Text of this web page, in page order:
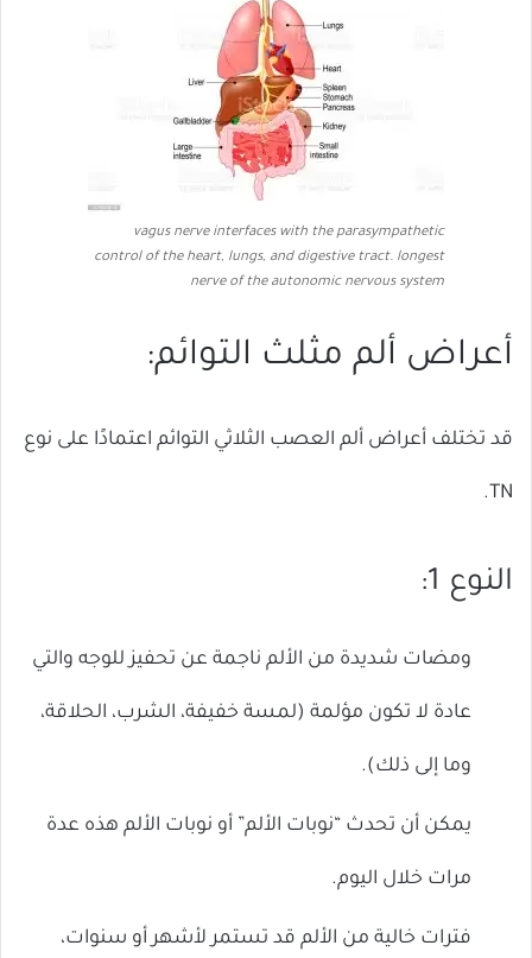
vagus nerve interfaces with the parasympathetic
control of the heart, lungs, and digestive tract. longest
nerve of the autonomic nervous system
أعراض ألم مثلث التوائم:
قد تختلف أعراض ألم العصب الثلاثي التوائم اعتمادًا على نوع
TN.
النوع 1:
ومضات شديدة من الألم ناجمة عن تحفيز للوجه والتي
عادة لا تكون مؤلمة (لمسة خفيفة، الشرب، الحلاقة،
وما إلى ذلك).
يمكن أن تحدث “نوبات الألم” أو نوبات الألم هذه عدة
مرات خلال اليوم.
فترات خالية من الألم قد تستمر لأشهر أو سنوات،